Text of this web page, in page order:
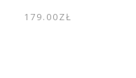
179.00ZŁ